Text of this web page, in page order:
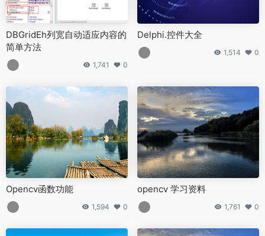
DBGridEh列宽自动适应内容的
简单方法
1,741 0
Delphi.控件大全
1,514 0
Opencv函数功能
1,594 0
opencv 学习资料
1,761 0